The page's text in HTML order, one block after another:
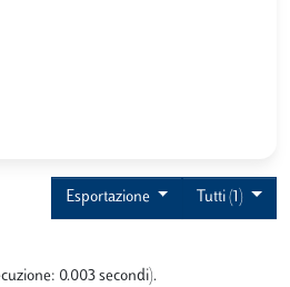
Tutti (1)
Esportazione
0.003 secondi).